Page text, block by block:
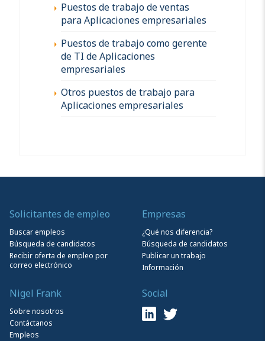
Puestos de trabajo de ventas
para Aplicaciones empresariales
Puestos de trabajo como gerente
de TI de Aplicaciones
empresariales
Otros puestos de trabajo para
Aplicaciones empresariales
Solicitantes de empleo
Buscar empleos
Búsqueda de candidatos
Recibir oferta de empleo por
correo electrónico
Empresas
¿Qué nos diferencia?
Búsqueda de candidatos
Publicar un trabajo
Información
Nigel Frank
Sobre nosotros
Contáctanos
Empleos
Social